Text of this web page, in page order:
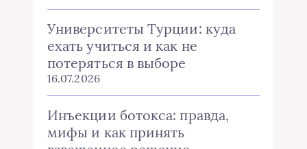
Университеты Турции: куда
ехать учиться и как не
потеряться в выборе
16.07.2026
Инъекции ботокса: правда,
мифы и как принять